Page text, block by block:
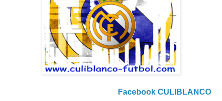
Facebook CULIBLANCO